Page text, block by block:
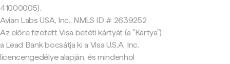
41000005).
Avian Labs USA, Inc., NMLS ID # 2639252
Az előre fizetett Visa betéti kártyát (a "Kártya")
a Lead Bank bocsátja ki a Visa U.S.A. Inc.
licencengedélye alapján, és mindenhol